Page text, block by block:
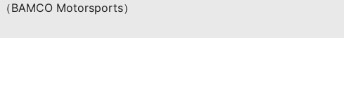
BAMCO Motorsports）